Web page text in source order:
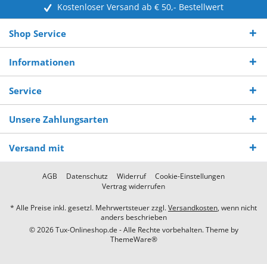
Kostenloser Versand ab € 50,- Bestellwert
Shop Service
Informationen
Service
Unsere Zahlungsarten
Versand mit
AGB Datenschutz Widerruf
Cookie-Einstellungen
Vertrag widerrufen
* Alle Preise inkl. gesetzl. Mehrwertsteuer zzgl.Versandkosten, wenn nicht
anders beschrieben
© 2026 Tux-Onlineshop.de - Alle Rechte vorbehalten. Theme by
ThemeWare®